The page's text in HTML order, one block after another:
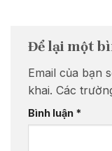
Để lại một
Email của bạn
khai. Các
Bình luận *